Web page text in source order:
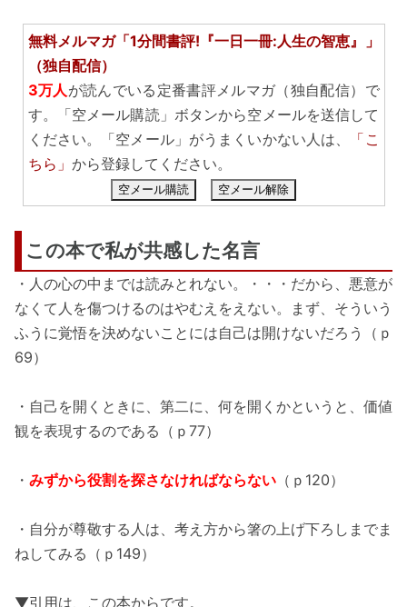
無料メルマガ「1分間書評!『一日一冊:人生の智恵』」
（独自配信）
3万人 が読んでいる定番書評メルマガ（独自配信）で
す。「空メール購読」ボタンから空メールを送信して
ください。「空メール」がうまくいかない人は、
「こ
ちら」 から登録してください。
空メール購読 空メール解除
この本で私が共感した名言
・人の心の中までは読みとれない。・・・だから、悪意が
なくて人を傷つけるのはやむえをえない。まず、そういう
ふうに覚悟を決めないことには自己は開けないだろう（ｐ
69）
・自己を開くときに、第二に、何を開くかというと、価値
観を表現するのである（ｐ77）
・ みずから役割を探さなければならない （ｐ120）
・自分が尊敬する人は、考え方から箸の上げ下ろしまでま
ねしてみる（ｐ149）
▼引用は、この本からです。